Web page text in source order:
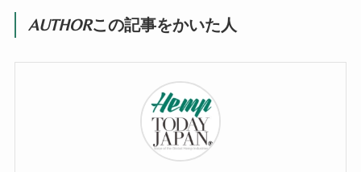
AUTHORこの記事をかいた人